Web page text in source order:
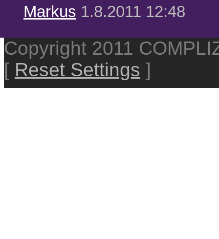
Markus 1.8.2011 12:48
Copyright 2011
[ Reset Settings ]